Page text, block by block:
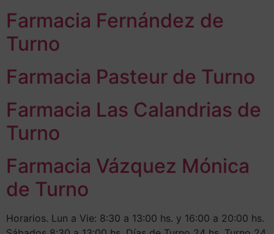
Farmacia Fernández de
Turno
Farmacia Pasteur de Turno
Farmacia Las Calandrias de
Turno
Farmacia Vázquez Mónica
de Turno
Horarios. Lun a Vie: 8:30 a 13:00 hs. y 16:00 a 20:00 hs.